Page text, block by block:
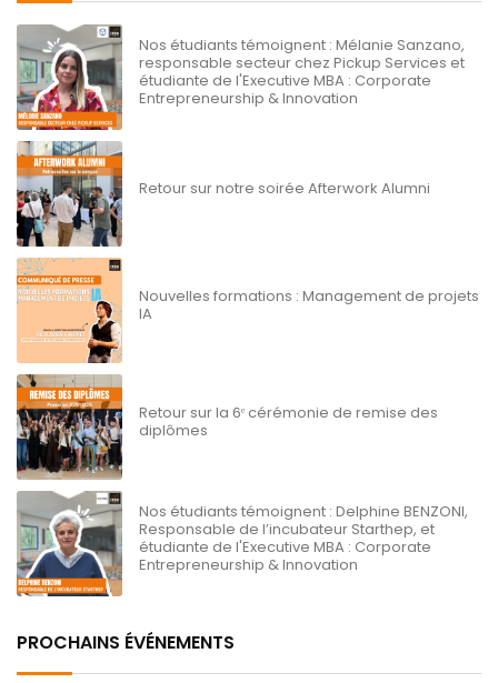
Nos étudiants témoignent : Mélanie Sanzano,
responsable secteur chez Pickup Services et
étudiante de l'Executive MBA : Corporate
Entrepreneurship & Innovation
Retour sur notre soirée Afterwork Alumni
Nouvelles formations : Management de projets
IA
Retour sur la 6ᵉ cérémonie de remise des
diplômes
Nos étudiants témoignent : Delphine BENZONI,
Responsable de l’incubateur Starthep, et
étudiante de l'Executive MBA : Corporate
Entrepreneurship & Innovation
PROCHAINS ÉVÉNEMENTS